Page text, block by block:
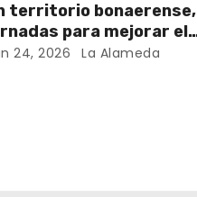
territorio bonaerense,
para mejorar el
en comunidad
24, 2026 La Alameda